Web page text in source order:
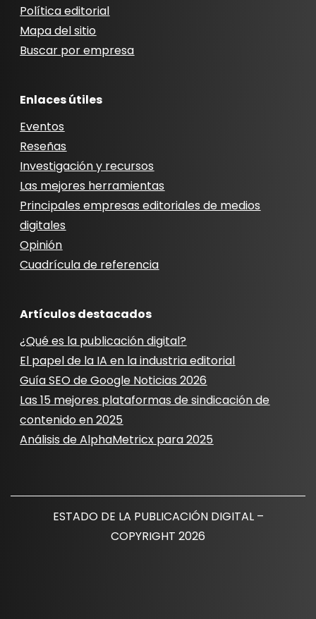
Política editorial
Mapa del sitio
Buscar por empresa
Enlaces útiles
Eventos
Reseñas
Investigación y recursos
Las mejores herramientas
Principales empresas editoriales de medios
digitales
Opinión
Cuadrícula de referencia
Artículos destacados
¿Qué es la publicación digital?
El papel de la IA en la industria editorial
Guía SEO de Google Noticias 2026
Las 15 mejores plataformas de sindicación de
contenido en 2025
Análisis de AlphaMetricx para 2025
ESTADO DE LA PUBLICACIÓN DIGITAL –
COPYRIGHT 2026